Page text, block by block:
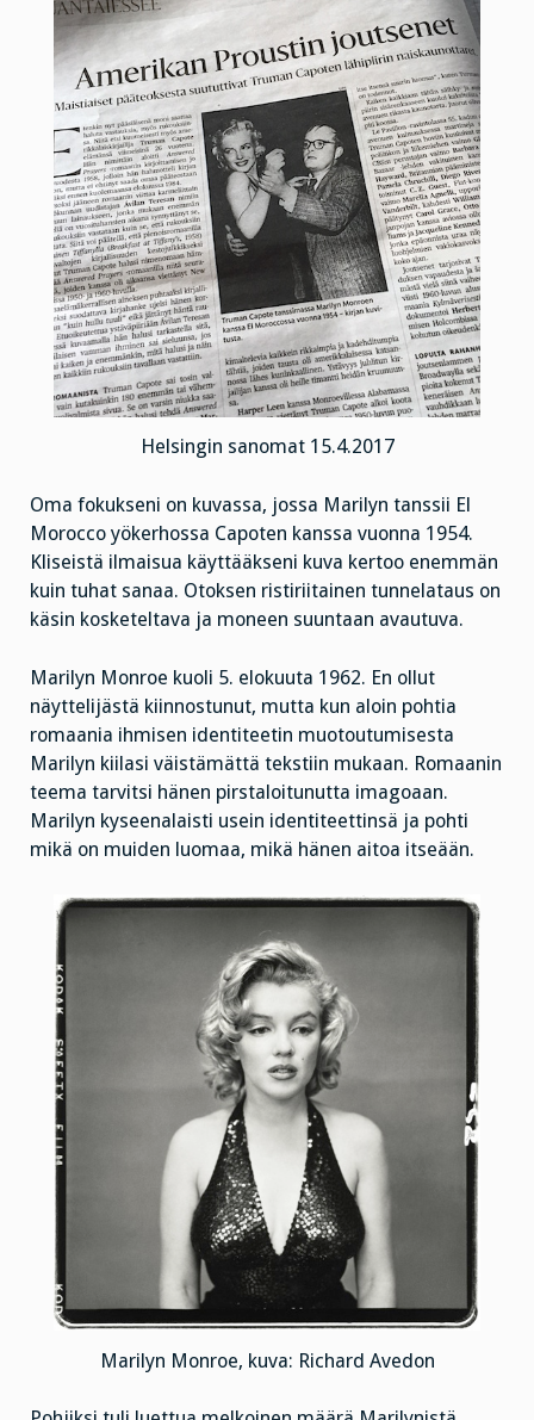
Helsingin sanomat 15.4.2017
Oma fokukseni on kuvassa, jossa Marilyn tanssii El
Morocco yökerhossa Capoten kanssa vuonna 1954.
Kliseistä ilmaisua käyttääkseni kuva kertoo enemmän
kuin tuhat sanaa. Otoksen ristiriitainen tunnelataus on
käsin kosketeltava ja moneen suuntaan avautuva.
Marilyn Monroe kuoli 5. elokuuta 1962. En ollut
näyttelijästä kiinnostunut, mutta kun aloin pohtia
romaania ihmisen identiteetin muotoutumisesta
Marilyn kiilasi väistämättä tekstiin mukaan. Romaanin
teema tarvitsi hänen pirstaloitunutta imagoaan.
Marilyn kyseenalaisti usein identiteettinsä ja pohti
mikä on muiden luomaa, mikä hänen aitoa itseään.
Marilyn Monroe, kuva: Richard Avedon